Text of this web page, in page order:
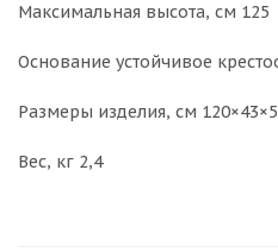
Максимальная высота, см 125
Основание устойчивое
Размеры изделия, см
Вес, кг 2,4